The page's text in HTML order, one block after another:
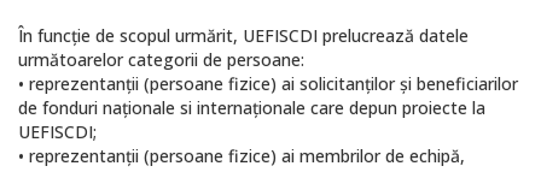
În funcție de scopul urmărit, UEFISCDI prelucrează datele
următoarelor categorii de persoane:
• reprezentanții (persoane fizice) ai solicitanților și beneficiarilor
de fonduri naționale si internaționale care depun proiecte la
UEFISCDI;
• reprezentanții (persoane fizice) ai membrilor de echipă,